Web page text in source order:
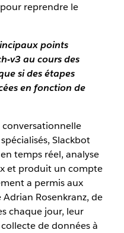
reprendre le
points
v3 au cours des
si des étapes
en fonction de
conversationnelle
Slackbot
temps réel, analyse
et produit un compte
a permis aux
Rosenkranz, de
chaque jour, leur
de données à